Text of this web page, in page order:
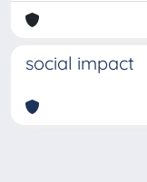
social impact